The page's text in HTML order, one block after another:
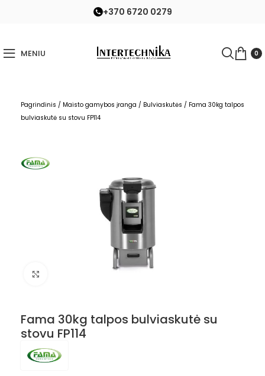
+370 6720 0279
MENIU 0
Pagrindinis / Maisto gamybos įranga / Bulviaskutės / Fama 30kg talpos
bulviaskutė su stovu FP114
Nuotraukos padidinimas
Fama 30kg talpos bulviaskutė su
stovu FP114